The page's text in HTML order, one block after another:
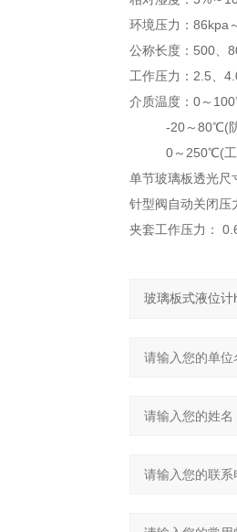
环境压力：86kpa
公称长度：500、
工作压力：2.5、
介质温度：0～
-20～80℃(防
0～250℃(工作
单节玻璃板透光尺
针型阀自动关闭压
夹套工作压力：